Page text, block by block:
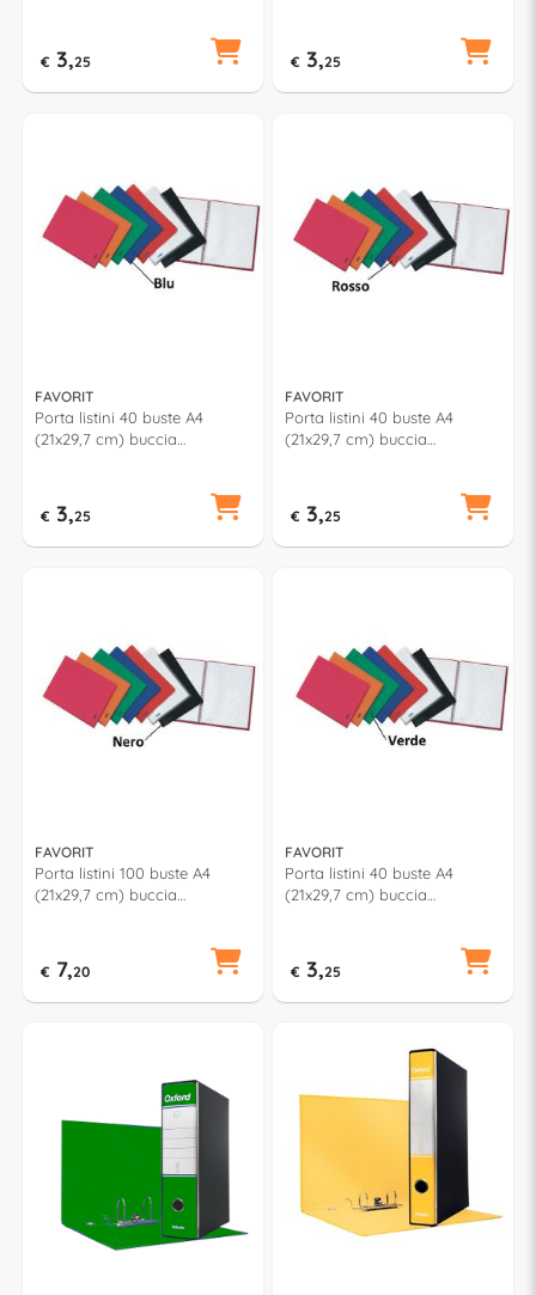
€ 3,25 € 3,25
FAVORIT
Porta listini 40 buste A4
(21x29,7 cm) buccia
€ 3,25
FAVORIT
Porta listini 40 buste A4
(21x29,7 cm) buccia
€ 3,25
FAVORIT
Porta listini 100 buste A4
(21x29,7 cm) buccia
€ 7,20
FAVORIT
Porta listini 40 buste A4
(21x29,7 cm) buccia
€ 3,25